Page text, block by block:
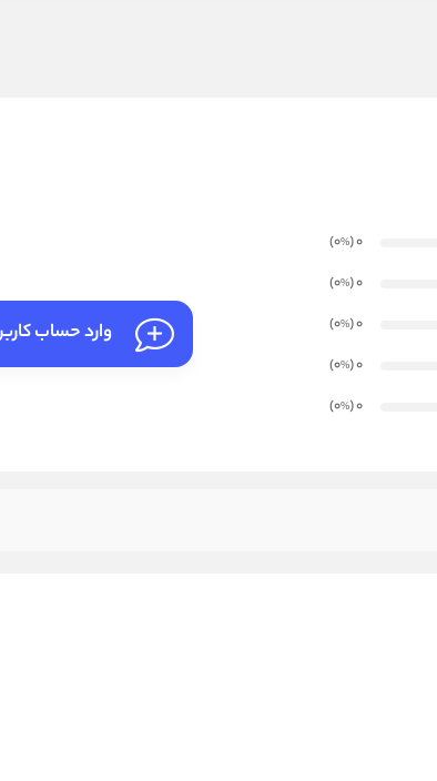
0
(0
%
)
0
(0
%
)
0
(0
%
)
0
(0
%
)
0
(0
%
)
وارد حساب